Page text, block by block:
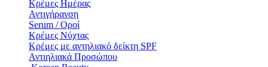
Κρέμες Ημέρας
Αντιγήρανση
Serum / Οροί
Κρέμες Νύχτας
Κρέμες με αντηλιακό δείκτη SPF
Αντιηλιακά Προσώπου